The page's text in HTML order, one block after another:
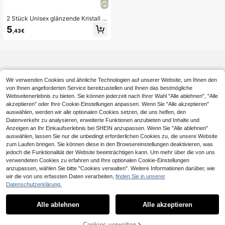
2 Stück Unisex glänzende Kristall d
ekorative Schutzhülle kompatibel
mit Apple Watch 38/40/41/42/44/4
5 ,43€
Wir verwenden Cookies und ähnliche Technologien auf unserer Website, um Ihnen den
von Ihnen angeforderten Service bereitzustellen und Ihnen das bestmögliche
Webseitenerlebnis zu bieten. Sie können jederzeit nach Ihrer Wahl "Alle ablehnen", "Alle
akzeptieren" oder Ihre Cookie-Einstellungen anpassen. Wenn Sie "Alle akzeptieren"
auswählen, werden wir alle optionalen Cookies setzen, die uns helfen, den
Datenverkehr zu analysieren, erweiterte Funktionen anzubieten und Inhalte und
Anzeigen an Ihr Einkaufserlebnis bei SHEIN anzupassen. Wenn Sie "Alle ablehnen"
auswählen, lassen Sie nur die unbedingt erforderlichen Cookies zu, die unsere Website
zum Laufen bringen. Sie können diese in den Browsereinstellungen deaktivieren, was
jedoch die Funktionalität der Website beeinträchtigen kann. Um mehr über die von uns
verwendeten Cookies zu erfahren und Ihre optionalen Cookie-Einstellungen
anzupassen, wählen Sie bitte "Cookies verwalten". Weitere Informationen darüber, wie
wir die von uns erfassten Daten verarbeiten, finden Sie in unserer
Datenschutzerklärung.
Alle ablehnen Alle akzeptieren